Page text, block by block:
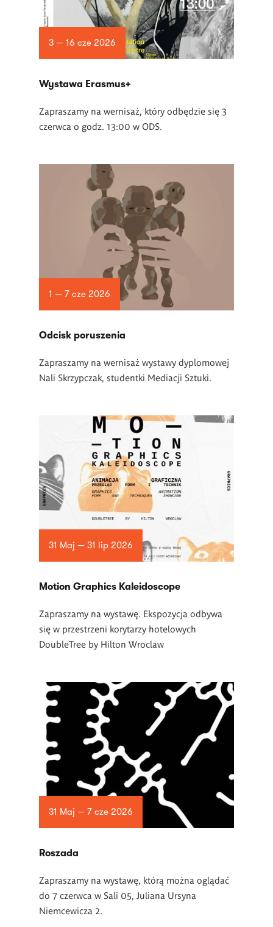
3 — 16 cze 2026
Wystawa Erasmus+
Zapraszamy na wernisaż, który odbędzie się 3
czerwca o godz. 13:00 w ODS.
1 — 7 cze 2026
Odcisk poruszenia
Zapraszamy na wernisaż wystawy dyplomowej
Nali Skrzypczak, studentki Mediacji Sztuki.
31 Maj — 31 lip 2026
Motion Graphics Kaleidoscope
Zapraszamy na wystawę. Ekspozycja odbywa
się w przestrzeni korytarzy hotelowych
DoubleTree by Hilton Wroclaw
31 Maj — 7 cze 2026
Roszada
Zapraszamy na wystawę, którą można oglądać
do 7 czerwca w Sali 05, Juliana Ursyna
Niemcewicza 2.